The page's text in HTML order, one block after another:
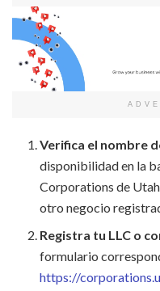
Verifica el nombre
disponibilidad en la
Corporations de
otro negocio
Registra tu LLC o
formulario
https://